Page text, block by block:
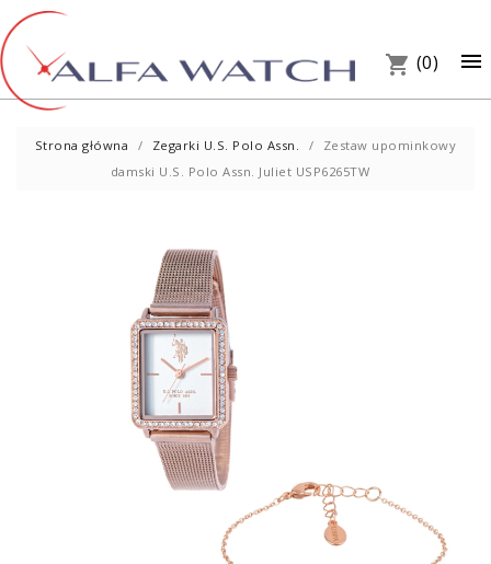

shopping_cart (0)
Strona główna Zegarki U.S. Polo Assn.
Zestaw upominkowy
damski U.S. Polo Assn. Juliet USP6265TW